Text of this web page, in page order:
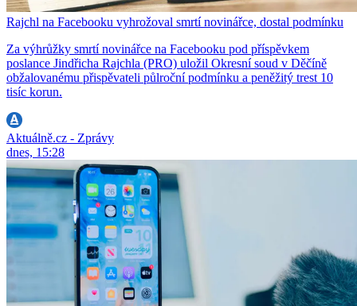
Rajchl na Facebooku vyhrožoval smrtí novinářce, dostal podmínku
Za výhrůžky smrtí novinářce na Facebooku pod příspěvkem
poslance Jindřicha Rajchla (PRO) uložil Okresní soud v Děčíně
obžalovanému přispěvateli půlroční podmínku a peněžitý trest 10
tisíc korun.
Aktuálně.cz - Zprávy
dnes, 15:28